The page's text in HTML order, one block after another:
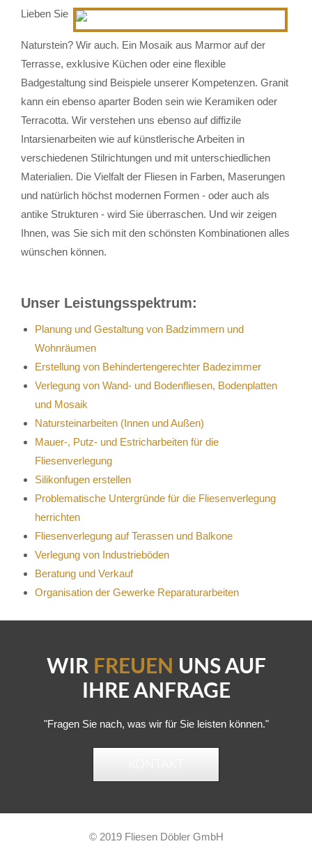
Lieben Sie
Naturstein? Wir auch. Ein Mosaik aus Marmor auf der
Terrasse, exklusive Küchen oder eine flexible
Badgestaltung sind Beispiele unserer Kompetenzen. Granit
kann ein ebenso aparter Boden sein wie Keramiken oder
Terracotta. Wir verstehen uns ebenso auf diffizile
Intarsienarbeiten wie auf künstlerische Arbeiten in
verschiedenen Stilrichtungen und mit unterschiedlichen
Materialien. Die Vielfalt der Fliesen in Farben, Maserungen
und natürlich höchst modernen Formen - oder auch als
antike Strukturen - wird Sie überraschen. Und wir zeigen
Ihnen, was Sie sich mit den schönsten Kombinationen alles
wünschen können.
Unser Leistungsspektrum:
Planung und Gestaltung von Badzimmern und
Wohnräumen
Erstellung von Behindertengerechter Badezimmer
Verlegung von Wand- und Bodenfliesen, Bodenplatten
und Mosaik
Natursteinarbeiten (Innen und Außen)
Mauer-, Putz- und Estricharbeiten für die
Fliesenverlegung
Silikonfugen erstellen
Problematische Untergründe für die Fliesenverlegung
herrichten
Fliesenverlegung auf Terassen und Balkone
Verlegung von Industrieböden
Beratung und Verkauf
Organisation der Gewerke Reparaturarbeiten
WIR FREUEN UNS AUF
IHRE ANFRAGE
"Fragen Sie nach, was wir für Sie leisten können."
© 2019 Fliesen Döbler GmbH